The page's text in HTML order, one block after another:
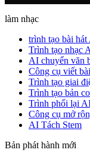
làm nhạc
trình tạo bài
Trình tạo nhạc
AI chuyển văn
Công cụ viết
Trình tạo giai
Trình tạo bản
Trình phối lại
Công cụ mở
AI Tách Stem
Bản phát hành mới